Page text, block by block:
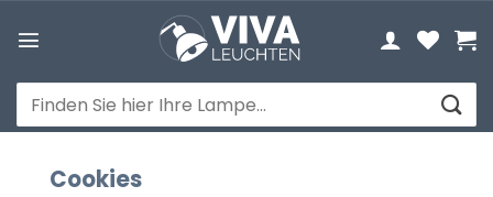
Inhalt
Suchen
nach:
Cookies